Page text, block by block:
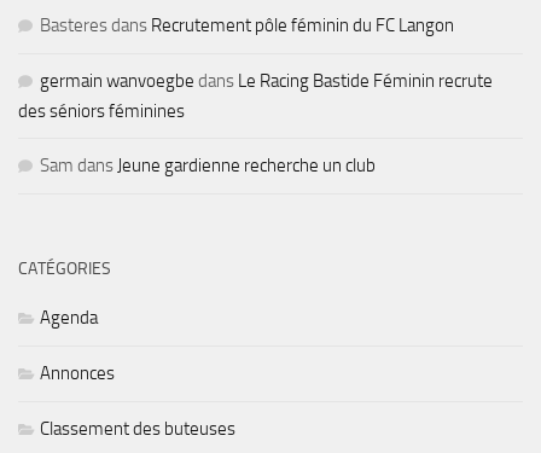
Basteresdans Recrutement pôle féminin du FC Langon
germain wanvoegbe dans Le Racing Bastide Féminin recrute
des séniors féminines
Sam dans Jeune gardienne recherche un club
CATÉGORIES
Agenda
Annonces
Classement des buteuses